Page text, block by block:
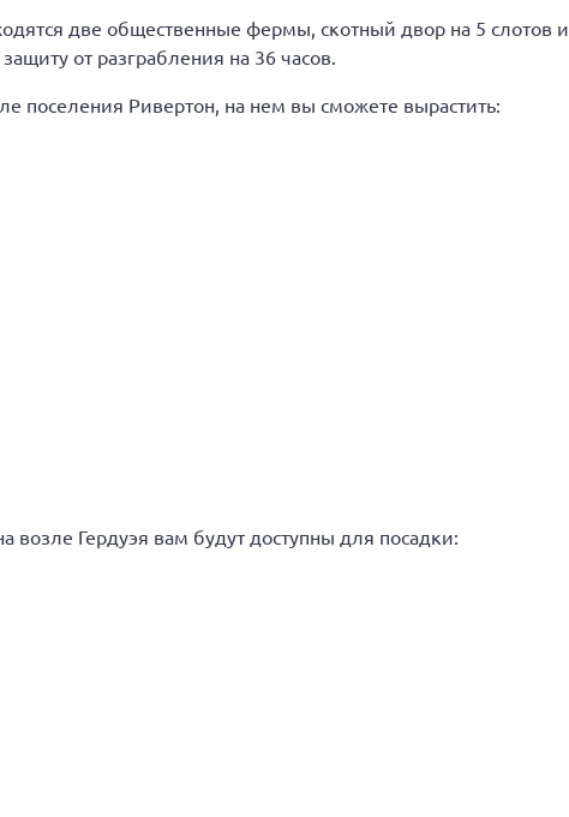
две общественные фермы, скотный двор на 5 слотов и
от разграбления на 36 часов.
поселения Ривертон, на нем вы сможете вырастить:
возле Гердуэя вам будут доступны для посадки: